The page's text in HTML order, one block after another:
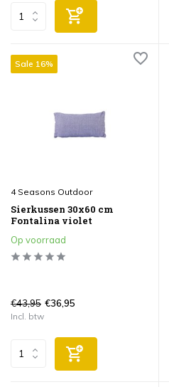
Sale 16%
4 Seasons Outdoor
Sierkussen 30x60 cm
Fontalina violet
Op voorraad
€43,95 €36,95
Incl. btw